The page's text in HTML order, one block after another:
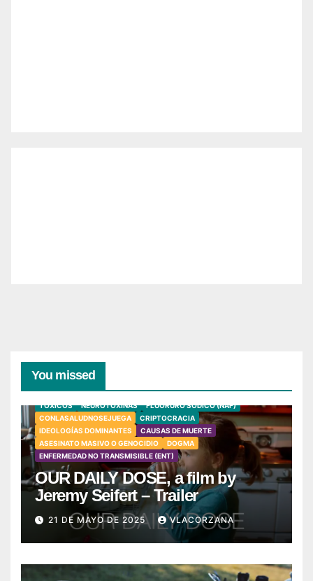
You missed
TÓXICOS NEUROTOXINAS
FLUORURO SÓDICO (NAF)
CONLASALUDNOSEJUEGA
CRIPTOCRACIA
IDEOLOGÍAS DOMINANTES
CAUSAS DE MUERTE
ASESINATO MASIVO O GENOCIDIO
DOGMA
ENFERMEDAD NO TRANSMISIBLE (ENT)
OUR DAILY DOSE, a film by
Jeremy Seifert – Trailer
21 DE MAYO DE 2025 VLACORZANA